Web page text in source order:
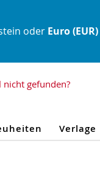
oder Euro (EUR)
nicht gefunden?
Verlage